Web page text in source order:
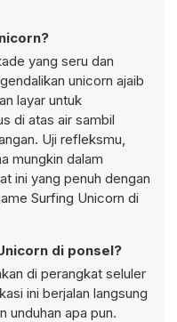
yang seru dan
unicorn ajaib
layar untuk
di atas air sambil
Uji refleksmu,
mungkin dalam
ini yang penuh dengan
Surfing Unicorn di
di ponsel?
di perangkat seluler
ini berjalan langsung
unduhan apa pun.